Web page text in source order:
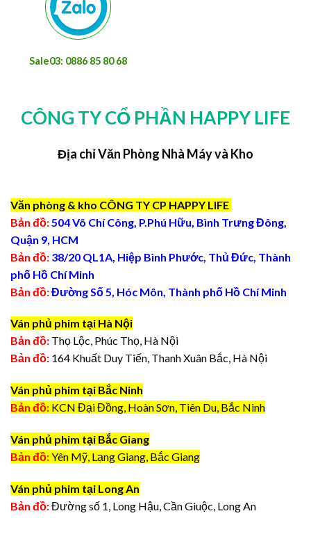
Sale03: 0886 85 80 68
CÔNG TY CỔ PHẦN HAPPY LIFE
Địa chỉ Văn Phòng Nhà Máy và Kho
Văn phòng & kho CÔNG TY CP HAPPY LIFE
Bản đồ: 504 Võ Chí Công, P.Phú Hữu, Bình Trưng Đông,
Quận 9, HCM
Bản đồ: 38/20 QL1A, Hiệp Bình Phước, Thủ Đức, Thành
phố Hồ Chí Minh
Bản đồ:Đường Số 5, Hóc Môn, Thành phố Hồ Chí Minh
Ván phủ phim tại Hà Nội
Bản đồ: Thọ Lộc, Phúc Thọ, Hà Nội
Bản đồ: 164 Khuất Duy Tiến, Thanh Xuân Bắc, Hà Nội
Ván phủ phim tại Bắc Ninh
Bản đồ: KCN Đại Đồng, Hoàn Sơn, Tiên Du, Bắc Ninh
Ván phủ phim tại Bắc Giang
Bản đồ:Yên Mỹ, Lạng Giang, Bắc Giang
Ván phủ phim tại Long An
Bản đồ:Đường số 1, Long Hậu, Cần Giuộc, Long An